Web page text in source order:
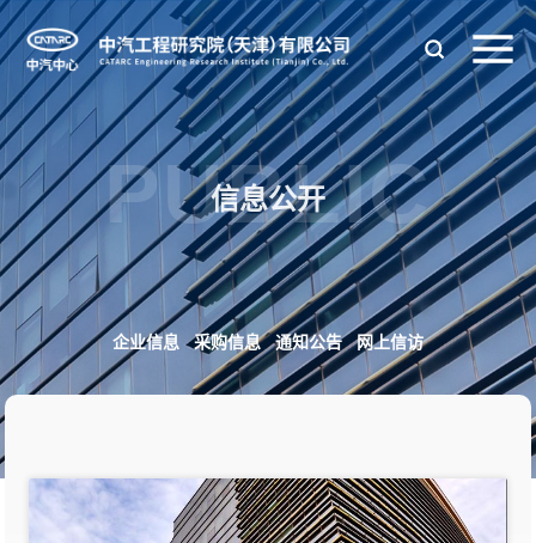
信息公开
PUBLIC
企业信息 采购信息 通知公告 网上信访